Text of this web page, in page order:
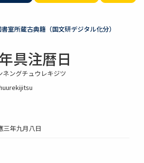
室所蔵古典籍（国文研デジタル化分）
具注暦日
ネングチュウレキジツ
三年九月八日